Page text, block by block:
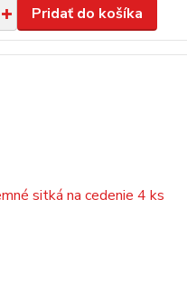
Pridať do košíka